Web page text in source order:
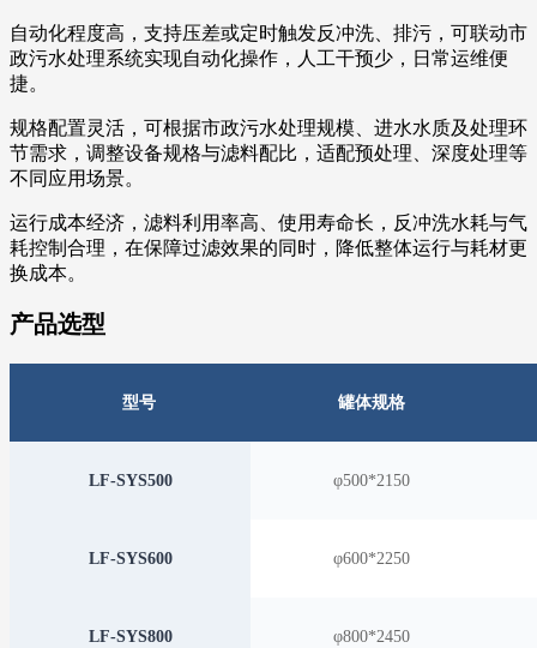
自动化程度高，支持压差或定时触发反冲洗、排污，可联动市
政污水处理系统实现自动化操作，人工干预少，日常运维便
捷。
规格配置灵活，可根据市政污水处理规模、进水水质及处理环
节需求，调整设备规格与滤料配比，适配预处理、深度处理等
不同应用场景。
运行成本经济，滤料利用率高、使用寿命长，反冲洗水耗与气
耗控制合理，在保障过滤效果的同时，降低整体运行与耗材更
换成本。
产品选型
型号 罐体规格
LF-SYS500 φ500*2150
LF-SYS600 φ600*2250
LF-SYS800 φ800*2450